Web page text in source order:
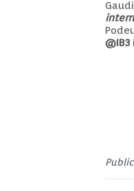
@IB3